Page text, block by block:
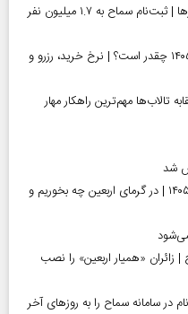
آغاز رسمی برنامه‌های اربعین ۱۴۰۵ در مرز‌ها | ثبت‌نام سماح به ۱.۷ میلیون نفر
قیمت قبر در بهشت زهرا (س) در سال ۱۴۰۵ چقدر است؟ | نرخ خرید، رزرو و
تالاب‌ها مهم‌ترین راهکار مهار
شد
توصیه‌های تغذیه‌ای برای زائران اربعین ۱۴۰۵ | در گرمای اربعین چه بخوریم و
«همیار اربعین» را نصب
بخوانند | ثبت‌نام در سامانه سماح را به روز‌های آخر